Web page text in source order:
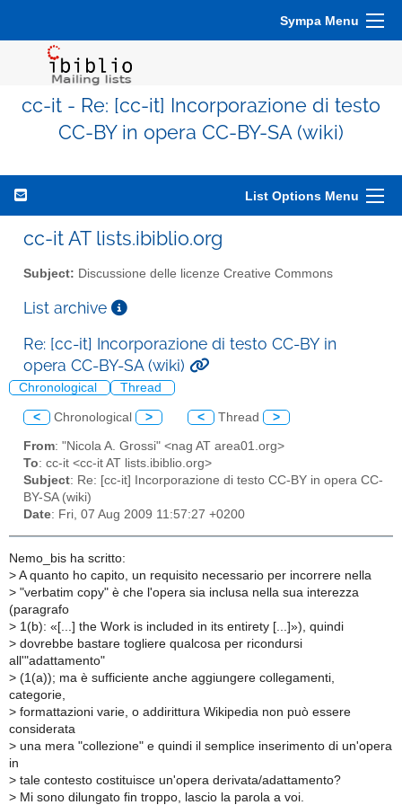
Sympa Menu
cc-it - Re: [cc-it] Incorporazione di testo
CC-BY in opera CC-BY-SA (wiki)
List Options Menu
cc-it AT lists.ibiblio.org
Subject: Discussione delle licenze Creative Commons
List archive
Re: [cc-it] Incorporazione di testo CC-BY in
opera CC-BY-SA (wiki)
Chronological Thread
< Chronological > < Thread >
From: "Nicola A. Grossi" <nag AT area01.org>
To: cc-it <cc-it AT lists.ibiblio.org>
Subject: Re: [cc-it] Incorporazione di testo CC-BY in opera CC-
BY-SA (wiki)
Date: Fri, 07 Aug 2009 11:57:27 +0200
Nemo_bis ha scritto:
> A quanto ho capito, un requisito necessario per incorrere nella
> "verbatim copy" è che l'opera sia inclusa nella sua interezza
(paragrafo
> 1(b): «[...] the Work is included in its entirety [...]»), quindi
> dovrebbe bastare togliere qualcosa per ricondursi
all'"adattamento"
> (1(a)); ma è sufficiente anche aggiungere collegamenti,
categorie,
> formattazioni varie, o addirittura Wikipedia non può essere
considerata
> una mera "collezione" e quindi il semplice inserimento di un'opera
in
> tale contesto costituisce un'opera derivata/adattamento?
> Mi sono dilungato fin troppo, lascio la parola a voi.